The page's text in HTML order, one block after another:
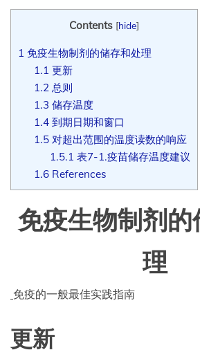
Contents [hide]
1 免疫生物制剂的储存和处理
1.1 更新
1.2总则
1.3 储存温度
1.4到期日期和窗口
1.5对超出范围的温度读数的响应
1.5.1 表7-1.疫苗储存温度建议
1.6References
免疫生物制剂
理
免疫的一般最佳实践指南
更新